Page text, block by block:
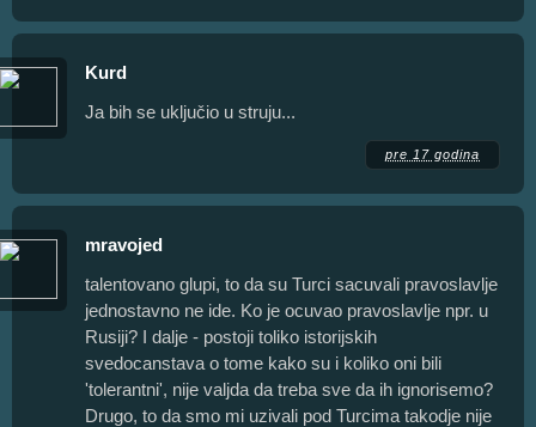
Kurd
Ja bih se uključio u struju...
pre 17 godina
mravojed
talentovano glupi, to da su Turci sacuvali pravoslavlje
jednostavno ne ide. Ko je ocuvao pravoslavlje npr. u
Rusiji? I dalje - postoji toliko istorijskih
svedocanstava o tome kako su i koliko oni bili
'tolerantni', nije valjda da treba sve da ih ignorisemo?
Drugo, to da smo mi uzivali pod Turcima takodje nije